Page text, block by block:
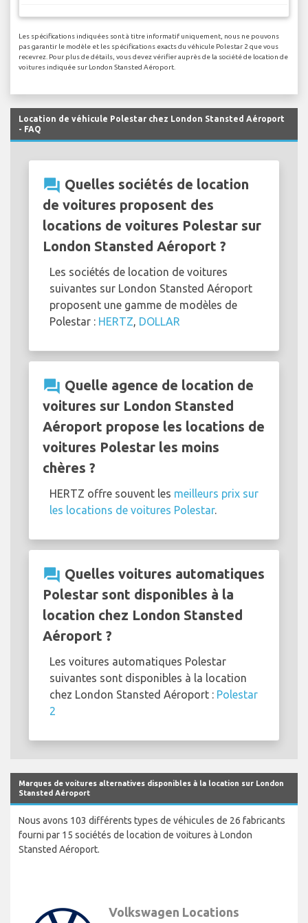
Les spécifications indiquées sont à titre informatif uniquement, nous ne pouvons
pas garantir le modèle et les spécifications exacts du véhicule Polestar 2 que vous
recevrez. Pour plus de détails, vous devez vérifier auprès de la société de location de
voitures indiquée sur London Stansted Aéroport.
Location de véhicule Polestar chez London Stansted Aéroport
- FAQ
question_answer Quelles sociétés de location
de voitures proposent des
locations de voitures Polestar sur
London Stansted Aéroport ?
Les sociétés de location de voitures
suivantes sur London Stansted Aéroport
proposent une gamme de modèles de
Polestar : HERTZ, DOLLAR
question_answer Quelle agence de location de
voitures sur London Stansted
Aéroport propose les locations de
voitures Polestar les moins
chères ?
HERTZ offre souvent les meilleurs prix sur
les locations de voitures Polestar.
question_answer Quelles voitures automatiques
Polestar sont disponibles à la
location chez London Stansted
Aéroport ?
Les voitures automatiques Polestar
suivantes sont disponibles à la location
chez London Stansted Aéroport : Polestar
2
Marques de voitures alternatives disponibles à la location sur London
Stansted Aéroport
Nous avons 103 différents types de véhicules de 26 fabricants
fourni par 15 sociétés de location de voitures à London
Stansted Aéroport.
Volkswagen Locations